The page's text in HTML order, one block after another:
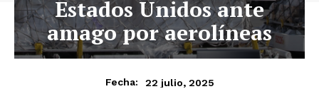
Estados Unidos ante
amago por aerolíneas
Fecha: 22 julio, 2025